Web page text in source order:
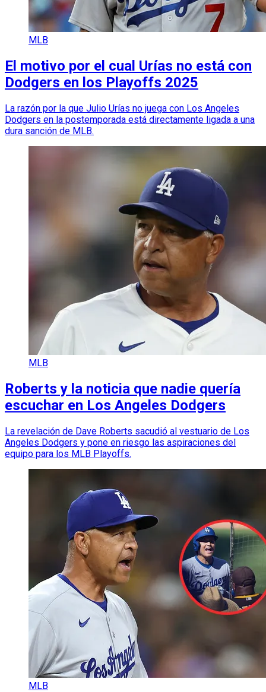
MLB
El motivo por el cual Urías no está con
Dodgers en los Playoffs 2025
La razón por la que Julio Urías no juega con Los Angeles
Dodgers en la postemporada está directamente ligada a una
dura sanción de MLB.
MLB
Roberts y la noticia que nadie quería
escuchar en Los Angeles Dodgers
La revelación de Dave Roberts sacudió al vestuario de Los
Angeles Dodgers y pone en riesgo las aspiraciones del
equipo para los MLB Playoffs.
MLB